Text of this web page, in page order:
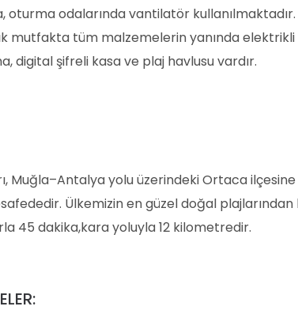
oturma odalarında vantilatör kullanılmaktadır.
mutfakta tüm malzemelerin yanında elektrikli
digital şifreli kasa ve plaj havlusu vardır.
Muğla–Antalya yolu üzerindeki Ortaca
Ülkemizin en güzel doğal
45 dakika,kara yoluyla 12 kilometredir.